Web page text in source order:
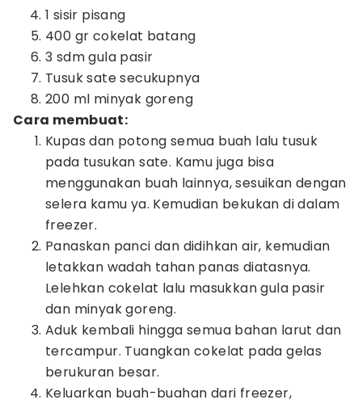
1 sisir pisang
400 gr cokelat batang
3 sdm gula pasir
Tusuk sate secukupnya
200 ml minyak goreng
Cara membuat:
Kupas dan potong semua buah lalu tusuk
pada tusukan sate. Kamu juga bisa
menggunakan buah lainnya, sesuikan dengan
selera kamu ya. Kemudian bekukan di dalam
freezer.
Panaskan panci dan didihkan air, kemudian
letakkan wadah tahan panas diatasnya.
Lelehkan cokelat lalu masukkan gula pasir
dan minyak goreng.
Aduk kembali hingga semua bahan larut dan
tercampur. Tuangkan cokelat pada gelas
berukuran besar.
Keluarkan buah-buahan dari freezer,